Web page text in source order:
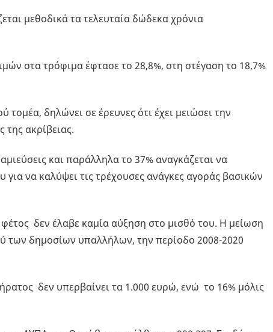
μεθοδικά τα τελευταία δώδεκα χρόνια
στα τρόφιμα έφτασε το 28,8%, στη στέγαση το 18,7%
τομέα, δηλώνει σε έρευνες ότι έχει μειώσει την
ακρίβειας.
και παράλληλα το 37% αναγκάζεται να
για να καλύψει τις τρέχουσες ανάγκες αγοράς βασικών
δεν έλαβε καμία αύξηση στο μισθό του. Η μείωση
των δημοσίων υπαλλήλων, την περίοδο 2008-2020
δεν υπερβαίνει τα 1.000 ευρώ, ενώ το 16% μόλις